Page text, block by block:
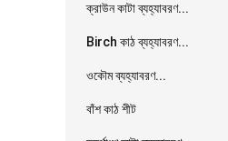
ক্রাউন কাটা ব্যহ্যাবরণ...
Birch কাঠ ব্যহ্যাবরণ...
ওকৌম ব্যহ্যাবরণ...
বাঁশ কাঠ শীট